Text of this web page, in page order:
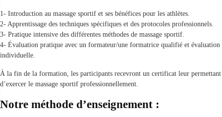
1- Introduction au massage sportif et ses bénéfices pour les athlètes.
2- Apprentissage des techniques spécifiques et des protocoles professionnels.
3- Pratique intensive des différentes méthodes de massage sportif.
4- Évaluation pratique avec un formateur/une formatrice qualifié et évaluation
individuelle.
À la fin de la formation, les participants recevront un certificat leur permettant
d’exercer le massage sportif professionnellement.
Notre méthode d’enseignement :